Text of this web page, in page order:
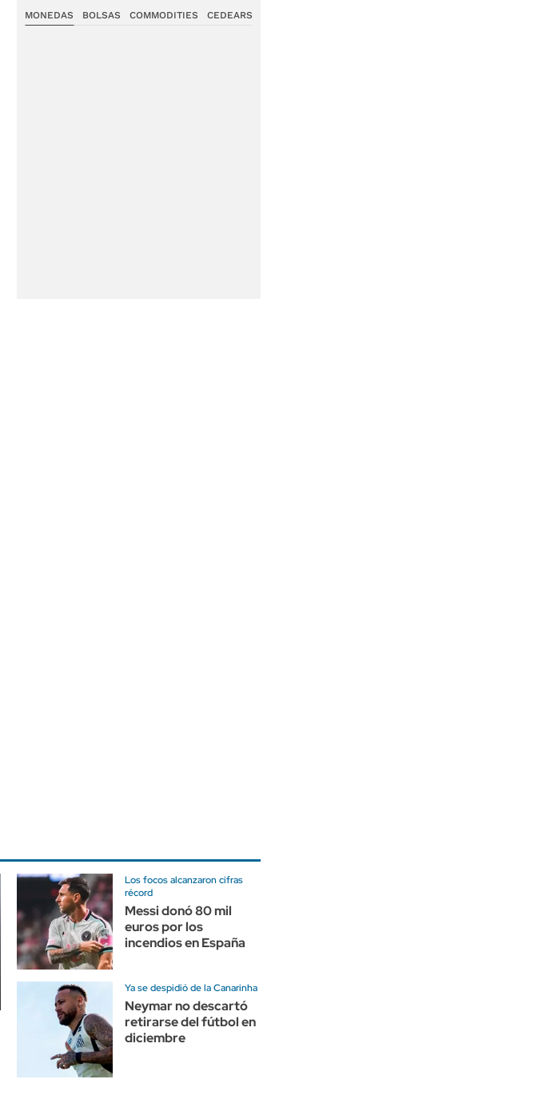
MONEDAS BOLSAS COMMODITIES CEDEARS
Los focos alcanzaron cifras
récord
Messi donó 80 mil
euros por los
incendios en España
Ya se despidió de la Canarinha
Neymar no descartó
retirarse del fútbol en
diciembre